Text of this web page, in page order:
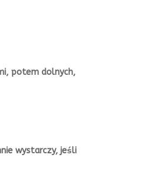
potem dolnych,
wystarczy, jeśli